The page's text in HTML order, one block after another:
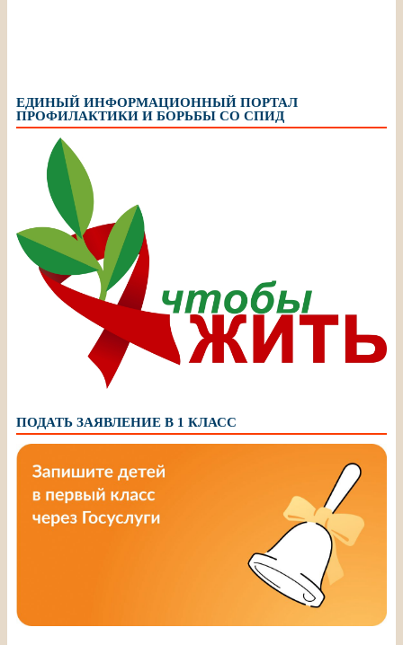
ЕДИНЫЙ ИНФОРМАЦИОННЫЙ ПОРТАЛ
ПРОФИЛАКТИКИ И БОРЬБЫ СО СПИД
ПОДАТЬ ЗАЯВЛЕНИЕ В 1 КЛАСС